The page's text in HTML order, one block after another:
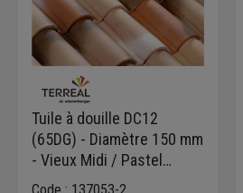
Tuile à douille DC12
(65DG) - Diamètre 150 mm
- Vieux Midi / Pastel
Occitan